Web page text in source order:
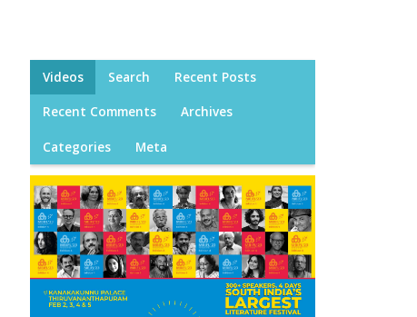
Videos Search Recent Posts
Recent Comments Archives
Categories Meta